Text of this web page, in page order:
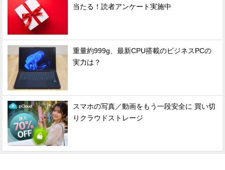
当たる！読者アンケート実施中
重量約999g、最新CPU搭載のビジネスPCの
実力は？
スマホの写真／動画をもう一段安全に 買い切
りクラウドストレージ